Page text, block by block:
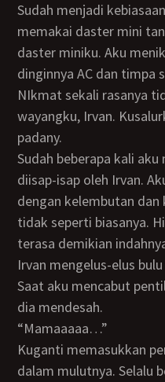
Sudah menjadi kebiasaanku, kalau aku tidur hanya
memakai daster mini
daster miniku. Aku
dinginnya AC dan timpa
NIkmat sekali rasanya
wayangku, Irvan.
padany.
Sudah beberapa kali aku merasakan, buah dadanya
diisap-isap oleh Irvan.
dengan kelembutan dan
tidak seperti biasanya.
terasa demikian
Irvan mengelus-elus
Saat aku mencabut pentil tetekku dari mulut Irvan,
dia mendesah.
“Mamaaaaa…”
Kuganti memasukkan pentil tetekku yang lain ke
dalam mulutnya. Selalu